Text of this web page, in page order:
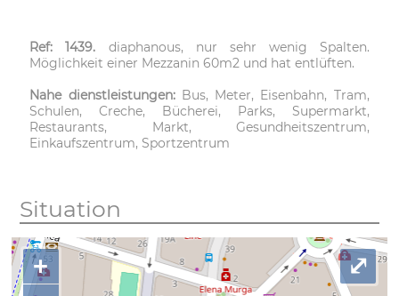
Ref: 1439. diaphanous, nur sehr wenig Spalten.
Möglichkeit einer Mezzanin 60m2 und hat entlüften.
Nahe dienstleistungen:Bus, Meter, Eisenbahn, Tram,
Schulen, Creche, Bücherei, Parks, Supermarkt,
Restaurants, Markt, Gesundheitszentrum,
Einkaufszentrum, Sportzentrum
Situation
+
⤢